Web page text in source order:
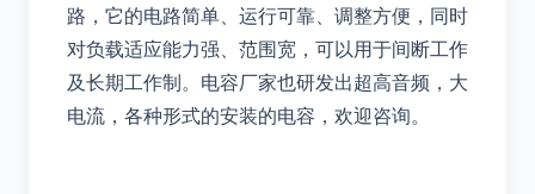
路，它的电路简单、运行可靠、调整方便，同时
对负载适应能力强、范围宽，可以用于间断工作
及长期工作制。电容厂家也研发出超高音频，大
电流，各种形式的安装的电容，欢迎咨询。